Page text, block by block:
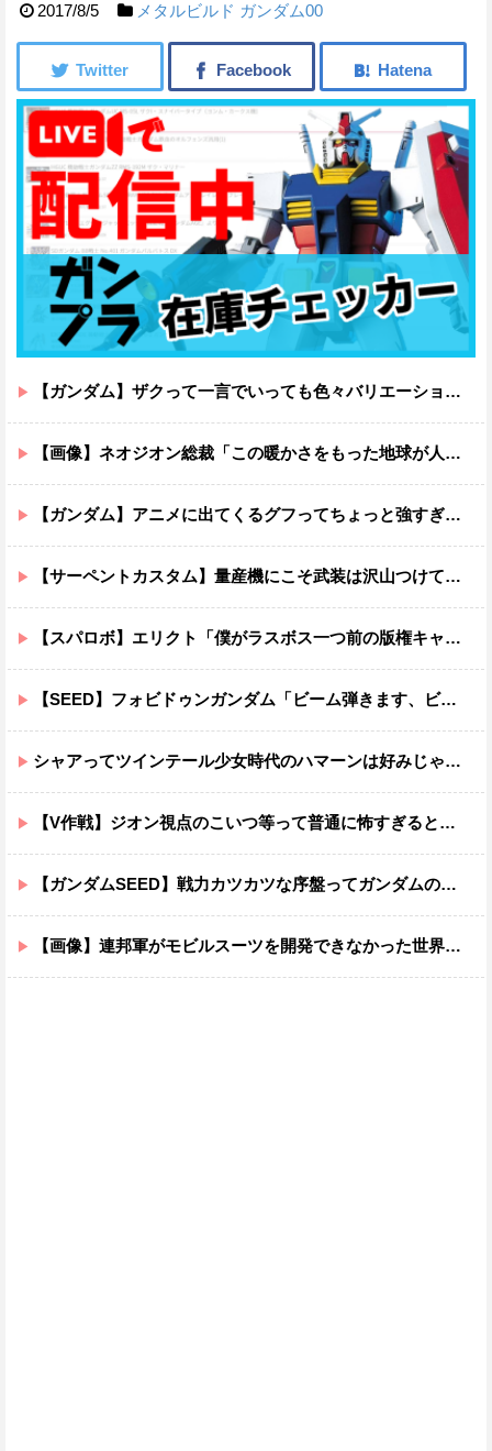
2017/8/5 メタルビルド ガンダム00
【ガンダム】ザクって一言でいっても色々バリエーションがあるよね
【画像】ネオジオン総裁「この暖かさをもった地球が人間さえ破壊するんだ（汗だく）」
【ガンダム】アニメに出てくるグフってちょっと強すぎじゃない？
【サーペントカスタム】量産機にこそ武装は沢山つけてほしいよね
【スパロボ】エリクト「僕がラスボス一つ前の版権キャラ最後の敵ってちょっと荷が重すぎない？」
【SEED】フォビドゥンガンダム「ビーム弾きます、ビーム曲げられます、空飛びます」←二世代目でこれ出来るのおかしいだろ
シャアってツインテール少女時代のハマーンは好みじゃなかったの？
【V作戦】ジオン視点のこいつ等って普通に怖すぎると思う…
【ガンダムSEED】戦力カツカツな序盤ってガンダムの中だと割と珍しい気がする
【画像】連邦軍がモビルスーツを開発できなかった世界線のガンダムｗｗｗｗｗｗｗ